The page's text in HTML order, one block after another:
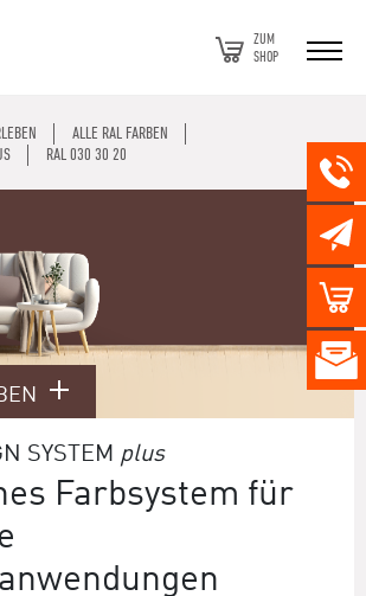
ZUM
SHOP
ALLE RAL FARBEN
RAL 030 30 20
SYSTEM plus
Farbsystem für